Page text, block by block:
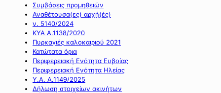
Συμβάσεις προμηθειών
Αναθέτουσα(ες) αρχή(ές)
ν. 5140/2024
ΚΥΑ Α.1138/2020
Πυρκαγιές καλοκαιριού 2021
Κατώτατα όρια
Περιφερειακή Ενότητα Ευβοίας
Περιφερειακή Ενότητα Ηλείας
Υ.Α. Α.1149/2025
Δήλωση στοιχείων ακινήτων